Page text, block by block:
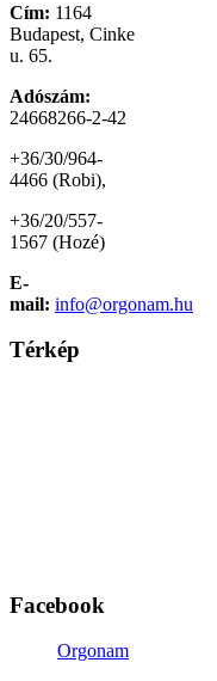
Cím: 1164
Budapest, Cinke
u. 65.
Adószám:
24668266-2-42
+36/30/964-
4466 (Robi),
+36/20/557-
1567 (Hozé)
E-
mail: info@orgonam.hu
Térkép
Facebook
Orgonam